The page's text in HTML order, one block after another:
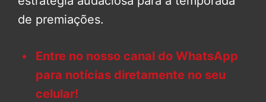
de premiações.
Entre no nosso canal do WhatsApp
para notícias diretamente no seu
celular!